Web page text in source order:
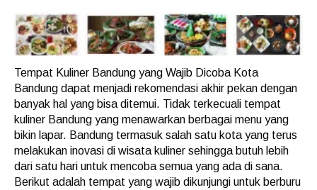
Tempat Kuliner Bandung yang Wajib Dicoba Kota
Bandung dapat menjadi rekomendasi akhir pekan dengan
banyak hal yang bisa ditemui. Tidak terkecuali tempat
kuliner Bandung yang menawarkan berbagai menu yang
bikin lapar. Bandung termasuk salah satu kota yang terus
melakukan inovasi di wisata kuliner sehingga butuh lebih
dari satu hari untuk mencoba semua yang ada di sana.
Berikut adalah tempat yang wajib dikunjungi untuk berburu